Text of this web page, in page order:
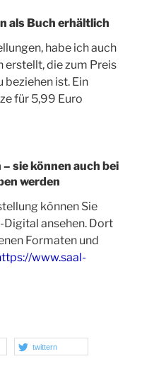
als Buch erhältlich
habe ich auch
erstellt, die zum Preis
beziehen ist. Ein
für 5,99 Euro
sie können auch bei
werden
können Sie
Digital ansehen. Dort
Formaten und
www.saal-
twittern